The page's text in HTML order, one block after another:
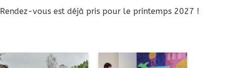
Rendez-vous est déjà pris pour le printemps 2027 !